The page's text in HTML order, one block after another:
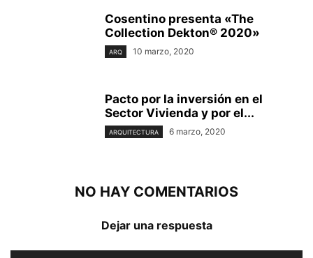
Cosentino presenta «The
Collection Dekton® 2020»
ARQ 10 marzo, 2020
Pacto por la inversión en el
Sector Vivienda y por el...
ARQUITECTURA 6 marzo, 2020
NO HAY COMENTARIOS
Dejar una respuesta